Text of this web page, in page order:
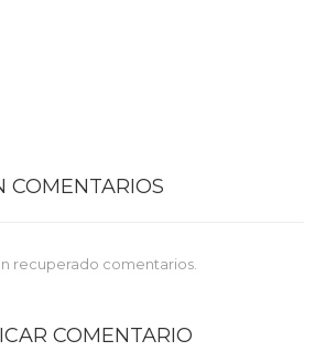
COMENTARIOS
recuperado comentarios.
COMENTARIO